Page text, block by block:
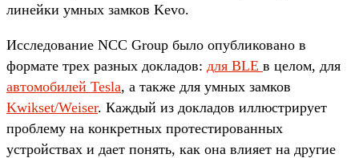
линейки умных замков Kevo.
Исследование NCC Group было опубликовано в
формате трех разных докладов: для BLE в целом, для
автомобилей Tesla, а также для умных замков
Kwikset/Weiser. Каждый из докладов иллюстрирует
проблему на конкретных протестированных
устройствах и дает понять, как она влияет на другие